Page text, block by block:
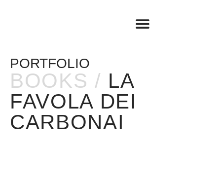
PORTFOLIO
BOOKS / LA
FAVOLA DEI
CARBONAI